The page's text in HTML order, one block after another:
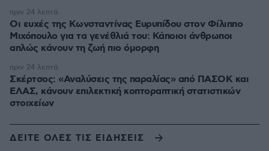
Οι ευχές της Κωνσταντίνας Ευρυπίδου στον Φίλιππο
Μιχόπουλο για τα γενέθλιά του: Κάποιοι άνθρωποι
απλώς κάνουν τη ζωή πιο όμορφη
πριν 24 λεπτά
Σκέρτσος: «Αναλύσεις της παραλίας» από ΠΑΣΟΚ και
ΕΛΑΣ, κάνουν επιλεκτική κοπτοραπτική στατιστικών
στοιχείων
πριν 24 λεπτά
ΔΕΙΤΕ ΟΛΕΣ ΤΙΣ ΕΙΔΗΣΕΙΣ